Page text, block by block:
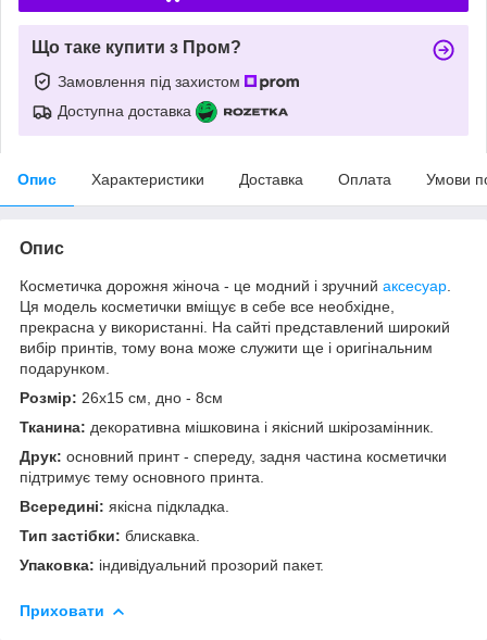
Що таке купити з Пром?
Замовлення під захистом
Доступна доставка
Опис Характеристики Доставка Оплата Умови
Опис
Косметичка дорожня жіноча - це модний і зручний аксесуар
Ця модель косметички вміщує в себе все необхідне,
прекрасна у використанні. На сайті представлений широкий
вибір принтів, тому вона може служити ще і оригінальним
подарунком.
Розмір: 26х15 см, дно - 8см
Тканина: декоративна мішковина і якісний шкірозамінник.
Друк: основний принт - спереду, задня частина косметички
підтримує тему основного принта.
Всередині: якісна підкладка.
Тип застібки: блискавка.
Упаковка: індивідуальний прозорий пакет.
Приховати